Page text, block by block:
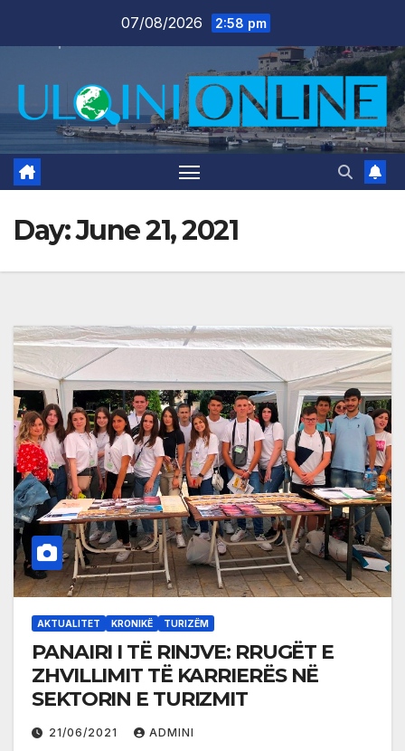
07/08/2026 2:58 pm
Day:June 21, 2021
AKTUALITET KRONIKË TURIZËM
PANAIRI I TË RINJVE: RRUGËT E
ZHVILLIMIT TË KARRIERËS NË
SEKTORIN E TURIZMIT
21/06/2021 ADMINI